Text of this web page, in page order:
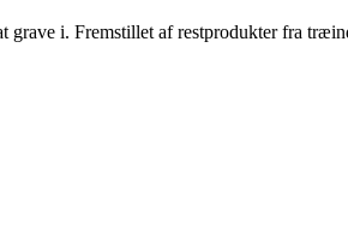
grave i. Fremstillet af restprodukter fra